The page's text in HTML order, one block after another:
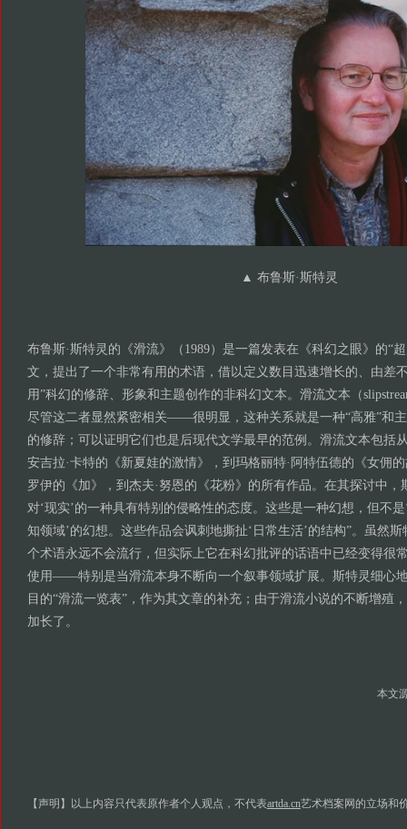
▲布鲁斯·斯特灵
布鲁斯·斯特灵的《滑流》（1989）是一篇发表在《科幻之眼》的“
文，提出了一个非常有用的术语，借以定义数目迅速增长的、由差
用”科幻的修辞、形象和主题创作的非科幻文本。滑流文本（
尽管这二者显然紧密相关——很明显，这种关系就是一种“高雅”和
的修辞；可以证明它们也是后现代文学最早的范例。滑流文本包括
安吉拉·卡特的《新夏娃的激情》，到玛格丽特·阿特伍德的《女佣
罗伊的《加》，到杰夫·努恩的《花粉》的所有作品。在其探讨中，
对‘现实’的一种具有特别的侵略性的态度。这些是一种幻想，但不是
知领域’的幻想。这些作品会讽刺地撕扯‘日常生活’的结构”。虽然
个术语永远不会流行，但实际上它在科幻批评的话语中已经变得
使用——特别是当滑流本身不断向一个叙事领域扩展。斯特灵细心
目的“滑流一览表”，作为其文章的补充；由于滑流小说的不断增殖
加长了。
本文
【声明】以上内容只代表原作者个人观点，不代表artda.cn艺术档案网的立场和